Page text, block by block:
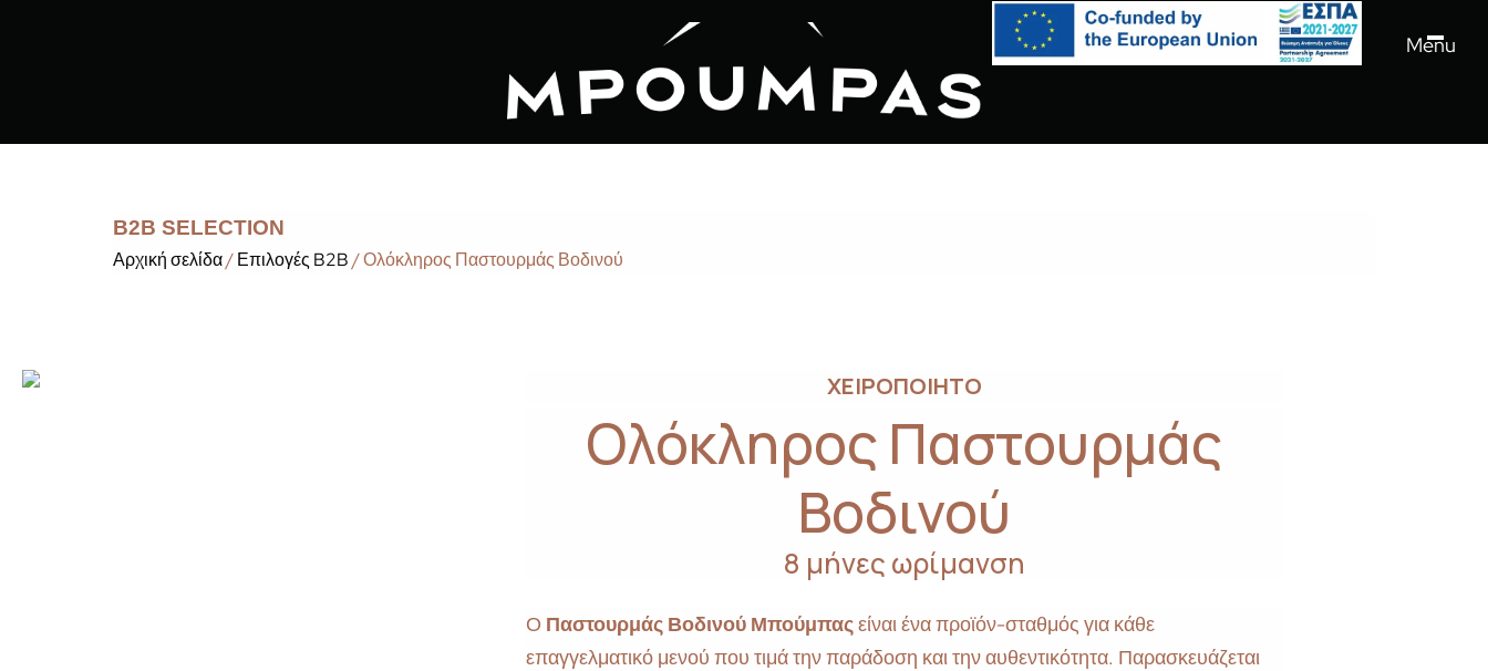
Menu
B2B SELECTION
Αρχική σελίδα/Επιλογές B2B/ Ολόκληρος Παστουρμάς Βοδινού
ΧΕΙΡΟΠΟΙΗΤΟ
Ολόκληρος Παστουρμάς
Βοδινού
8 μήνες ωρίμανση
Ο Παστουρμάς Βοδινού Μπούμπαςείναι ένα προϊόν-σταθμός για κάθε
επαγγελματικό μενού που τιμά την παράδοση και την αυθεντικότητα. Παρασκευάζεται